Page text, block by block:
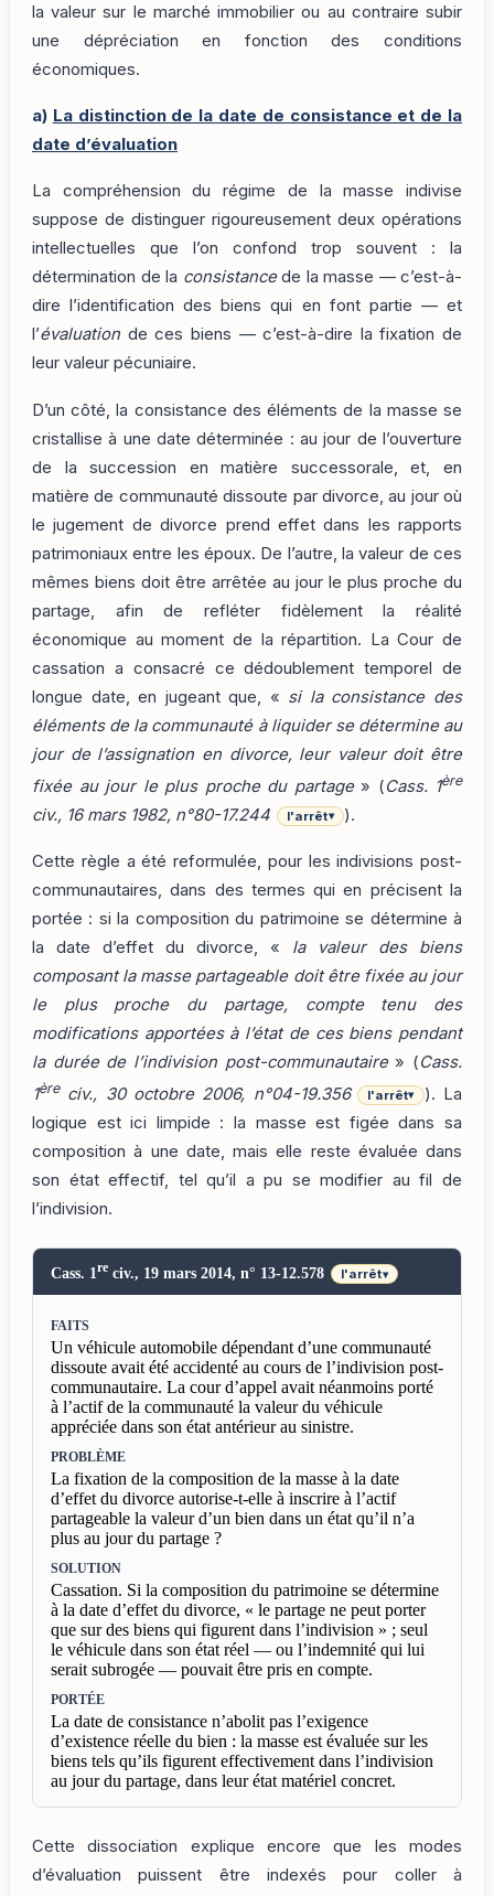
la valeur sur le marché immobilier ou au contraire subir
une dépréciation en fonction des conditions
économiques.
a) La distinction de la date de consistance et de la
date d’évaluation
La compréhension du régime de la masse indivise
suppose de distinguer rigoureusement deux opérations
intellectuelles que l’on confond trop souvent : la
détermination de la consistancede la masse — c’est-à-
dire l’identification des biens qui en font partie — et
l’évaluation de ces biens — c’est-à-dire la fixation de
leur valeur pécuniaire.
D’un côté, la consistance des éléments de la masse se
cristallise à une date déterminée : au jour de l’ouverture
de la succession en matière successorale, et, en
matière de communauté dissoute par divorce, au jour où
le jugement de divorce prend effet dans les rapports
patrimoniaux entre les époux. De l’autre, la valeur de ces
mêmes biens doit être arrêtée au jour le plus proche du
partage, afin de refléter fidèlement la réalité
économique au moment de la répartition. La Cour de
cassation a consacré ce dédoublement temporel de
longue date, en jugeant que, « si la consistance des
éléments de la communauté à liquider se détermine au
jour de l’assignation en divorce, leur valeur doit être
fixée au jour le plus proche du partage» (Cass. 1ère
civ., 16 mars 1982, n°80-17.244 l'arrêt▾ ).
Cette règle a été reformulée, pour les indivisions post-
communautaires, dans des termes qui en précisent la
portée : si la composition du patrimoine se détermine à
la date d’effet du divorce, « la valeur des biens
composant la masse partageable doit être fixée au jour
le plus proche du partage, compte tenu des
modifications apportées à l’état de ces biens pendant
la durée de l’indivision post-communautaire» (Cass.
1èreciv., 30 octobre 2006, n°04-19.356 l'arrêt▾
). La
logique est ici limpide : la masse est figée dans sa
composition à une date, mais elle reste évaluée dans
son état effectif, tel qu’il a pu se modifier au fil de
l’indivision.
Cass. 1re civ., 19 mars 2014, n° 13-12.578 l'arrêt▾
FAITS
Un véhicule automobile dépendant d’une communauté
dissoute avait été accidenté au cours de l’indivision post-
communautaire. La cour d’appel avait néanmoins porté
à l’actif de la communauté la valeur du véhicule
appréciée dans son état antérieur au sinistre.
PROBLÈME
La fixation de la composition de la masse à la date
d’effet du divorce autorise-t-elle à inscrire à l’actif
partageable la valeur d’un bien dans un état qu’il n’a
plus au jour du partage ?
SOLUTION
Cassation. Si la composition du patrimoine se détermine
à la date d’effet du divorce, « le partage ne peut porter
que sur des biens qui figurent dans l’indivision » ; seul
le véhicule dans son état réel — ou l’indemnité qui lui
serait subrogée — pouvait être pris en compte.
PORTÉE
La date de consistance n’abolit pas l’exigence
d’existence réelle du bien : la masse est évaluée sur les
biens tels qu’ils figurent effectivement dans l’indivision
au jour du partage, dans leur état matériel concret.
Cette dissociation explique encore que les modes
d’évaluation puissent être indexés pour coller à